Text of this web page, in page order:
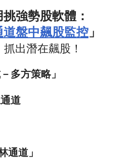
強勢股軟體：
盤中飆股監控 」
出潛在飆股！
多方策略」
道
通道」